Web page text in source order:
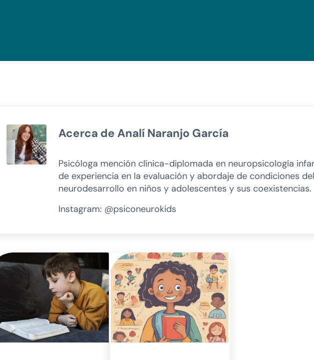
Acerca de Analí Naranjo García
Psicóloga mención clínica-diplomada en neuropsicología
de experiencia en la evaluación y abordaje de condiciones del
neurodesarrollo en niños y adolescentes y sus coexistencias.
Instagram: @psiconeurokids